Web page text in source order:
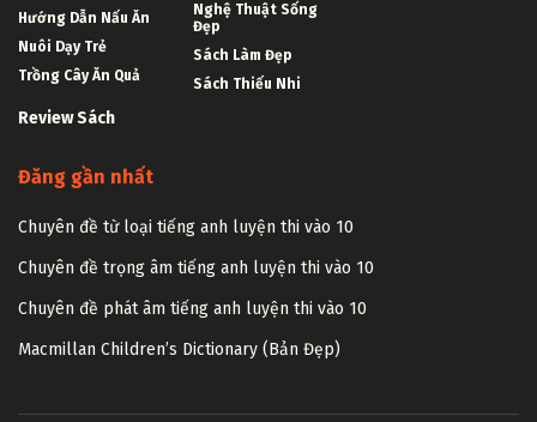
Hướng Dẫn Nấu Ăn
Nuôi Dạy Trẻ
Trồng Cây Ăn Quả
Review Sách
Nghệ Thuật Sống
Đẹp
Sách Làm Đẹp
Sách Thiếu Nhi
Đăng gần nhất
Chuyên đề từ loại tiếng anh luyện thi vào 10
Chuyên đề trọng âm tiếng anh luyện thi vào 10
Chuyên đề phát âm tiếng anh luyện thi vào 10
Macmillan Children’s Dictionary (Bản Đẹp)